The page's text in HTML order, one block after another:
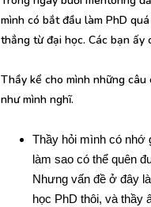
mình có bắt đầu làm PhD
thẳng từ đại học. Các bạn ấy
Thầy kể cho mình những
như mình nghĩ.
Thầy hỏi mình có nhớ
làm sao có thể quên
Nhưng vấn đề ở đây
học PhD thôi, và thầy